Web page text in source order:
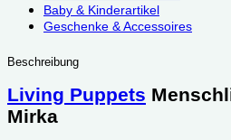
Baby & Kinderartikel
Geschenke & Accessoires
Beschreibung
Living Puppets
Mirka